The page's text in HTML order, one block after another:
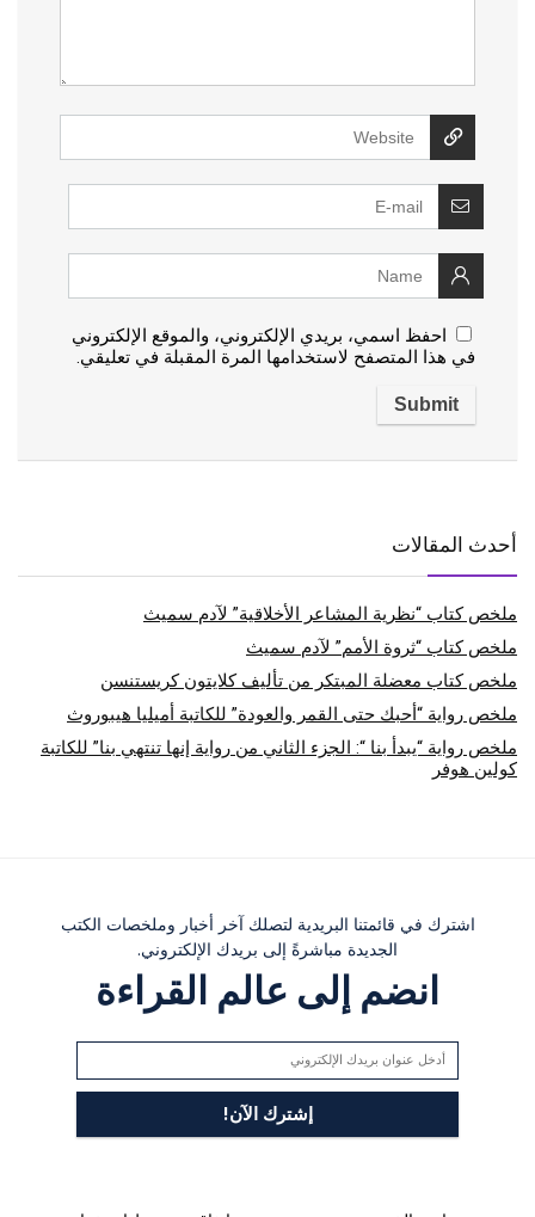
احفظ اسمي، بريدي الإلكتروني، والموقع الإلكتروني
في هذا المتصفح لاستخدامها المرة المقبلة في تعليقي.
أحدث المقالات
ملخص كتاب “نظرية المشاعر الأخلاقية” لآدم سميث
ملخص كتاب “ثروة الأمم” لآدم سميث
ملخص كتاب معضلة المبتكر من تأليف كلايتون كريستنسن
ملخص رواية “أحبك حتى القمر والعودة” للكاتبة أميليا هيبوروث
ملخص رواية “يبدأ بنا “: الجزء الثاني من رواية إنها تنتهي بنا” للكاتبة
كولين هوفر
اشترك في قائمتنا البريدية لتصلك آخر أخبار وملخصات الكتب
الجديدة مباشرةً إلى بريدك الإلكتروني.
انضم إلى عالم القراءة